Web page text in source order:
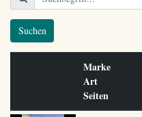
Suchen
Marke
Art
Seiten